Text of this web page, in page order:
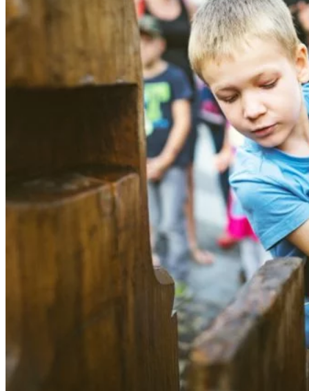
Tipy
Výlet
Turistika
Cyklistika
Hrady
Podujatia
Výstava
Galéria
Festival
Folklór
Koncert
Ubytovanie
Pobyty
Wellness
Gastro
Kultúra a tradície
Kúpele
Šport a agroturistika
Ekonomika obchod a doprava
Banskobystrický kraj